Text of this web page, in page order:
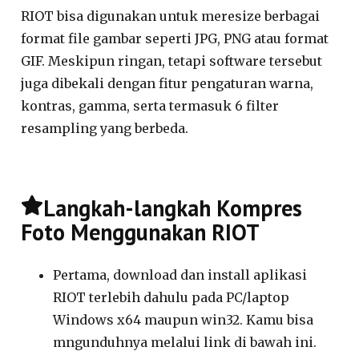
RIOT bisa digunakan untuk meresize berbagai
format file gambar seperti JPG, PNG atau format
GIF. Meskipun ringan, tetapi software tersebut
juga dibekali dengan fitur pengaturan warna,
kontras, gamma, serta termasuk 6 filter
resampling yang berbeda.
Langkah-langkah Kompres
Foto Menggunakan RIOT
Pertama, download dan install aplikasi
RIOT terlebih dahulu pada PC/laptop
Windows x64 maupun win32. Kamu bisa
mngunduhnya melalui link di bawah ini.